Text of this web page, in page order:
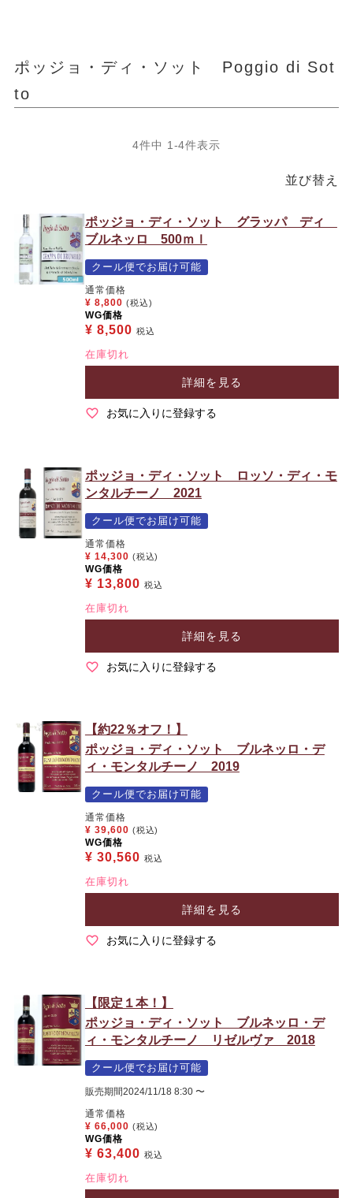
ポッジョ・ディ・ソット Poggio di Sot
to
並び替え
4件中 1 -4件表示
ポッジョ・ディ・ソット グラッパ ディ
ブルネッロ 500ｍｌ
クール便でお届け可能
通常価格
¥ 8,800 (税込)
WG価格
¥ 8,500 税込
在庫切れ
詳細を見る
お気に入りに登録する
ポッジョ・ディ・ソット ロッソ・ディ・モ
ンタルチーノ 2021
クール便でお届け可能
通常価格
¥ 14,300 (税込)
WG価格
¥ 13,800 税込
在庫切れ
詳細を見る
お気に入りに登録する
【約22％オフ！】
ポッジョ・ディ・ソット ブルネッロ・デ
ィ・モンタルチーノ 2019
クール便でお届け可能
通常価格
¥ 39,600 (税込)
WG価格
¥ 30,560 税込
在庫切れ
詳細を見る
お気に入りに登録する
【限定１本！】
ポッジョ・ディ・ソット ブルネッロ・デ
ィ・モンタルチーノ リゼルヴァ 2018
クール便でお届け可能
販売期間2024/11/18 8:30 〜
通常価格
¥ 66,000 (税込)
WG価格
¥ 63,400 税込
在庫切れ